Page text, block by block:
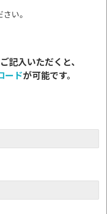
い。
記入いただくと、
ードが可能です。